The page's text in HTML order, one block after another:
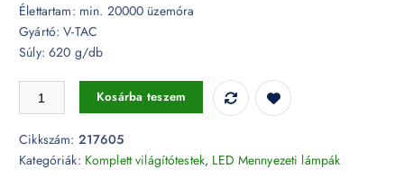
Élettartam: min. 20000 üzemóra
Gyártó: V-TAC
Súly: 620 g/db
18W LED opál búrás kör mennyezeti lámpa állítható színhőmérséklet -
Kosárba teszem
Cikkszám: 217605
Kategóriák: Komplett világítótestek, LED Mennyezeti lámpák